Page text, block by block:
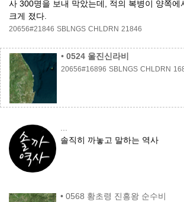
사 300명을 보내 막았는데, 적의 복병이 양쪽에
크게 졌다.
20656#21846 SBLNGS CHLDRN 21846
• 0524 울진신라비
20656#16896 SBLNGS CHLDRN
...
솔직히 까놓고 말하는 역사
• 0568 황초령 진흥왕 순수비